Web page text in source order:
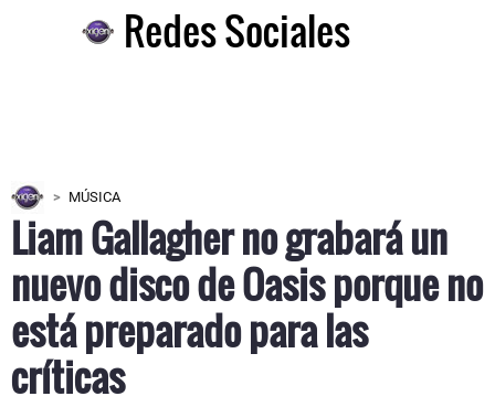
Redes Sociales
MÚSICA
Liam Gallagher no grabará un
nuevo disco de Oasis porque no
está preparado para las
críticas